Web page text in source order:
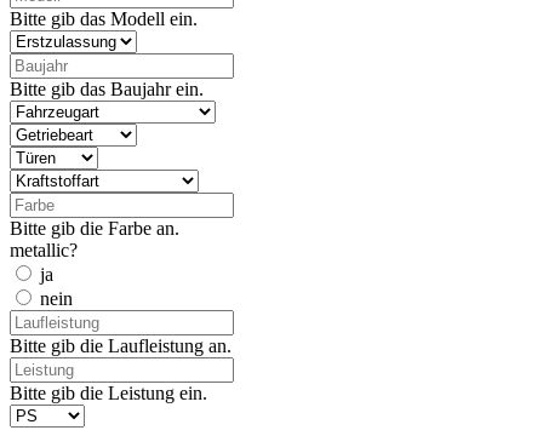
Bitte gib das Modell ein.
Bitte gib das Baujahr ein.
Bitte gib die Farbe an.
metallic?
ja
nein
Bitte gib die Laufleistung an.
Bitte gib die Leistung ein.